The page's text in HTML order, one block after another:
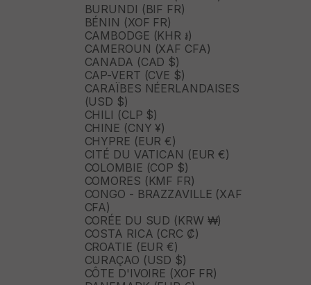
BURUNDI (BIF FR)
BÉNIN (XOF FR)
CAMBODGE (KHR ៛)
CAMEROUN (XAF CFA)
CANADA (CAD $)
CAP-VERT (CVE $)
CARAÏBES NÉERLANDAISES
(USD $)
CHILI (CLP $)
CHINE (CNY ¥)
CHYPRE (EUR €)
CITÉ DU VATICAN (EUR €)
COLOMBIE (COP $)
COMORES (KMF FR)
CONGO - BRAZZAVILLE (XAF
CFA)
CORÉE DU SUD (KRW ₩)
COSTA RICA (CRC ₡)
CROATIE (EUR €)
CURAÇAO (USD $)
CÔTE D'IVOIRE (XOF FR)